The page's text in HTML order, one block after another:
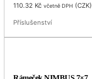
110.32 Kč včetně DPH (CZK)
Příslušenství